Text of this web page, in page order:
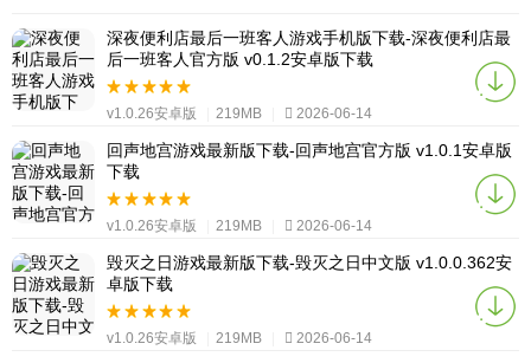
深夜便利店最后一班客人游戏手机版下载-深夜便利店最
后一班客人官方版 v0.1.2安卓版下载
v1.0.26安卓版 219MB 2026-06-14
回声地宫游戏最新版下载-回声地宫官方版 v1.0.1安卓版
下载
v1.0.26安卓版 219MB 2026-06-14
毁灭之日游戏最新版下载-毁灭之日中文版 v1.0.0.362安
卓版下载
v1.0.26安卓版 219MB 2026-06-14